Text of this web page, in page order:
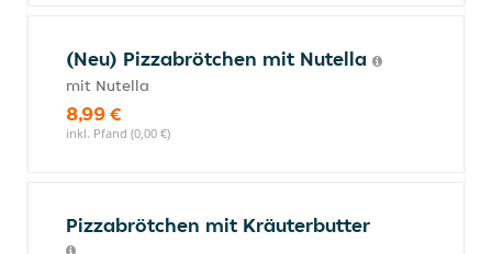
(Neu) Pizzabrötchen mit Nutella
mit Nutella
8,99 €
inkl. Pfand (0,00 €)
Pizzabrötchen mit Kräuterbutter